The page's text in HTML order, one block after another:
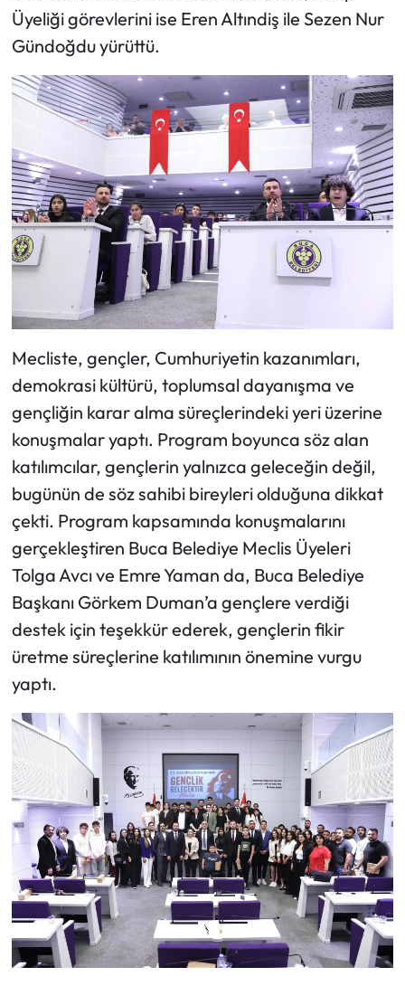
Üyeliği görevlerini ise Eren Altındiş ile Sezen Nur
Gündoğdu yürüttü.
Mecliste, gençler, Cumhuriyetin kazanımları,
demokrasi kültürü, toplumsal dayanışma ve
gençliğin karar alma süreçlerindeki yeri üzerine
konuşmalar yaptı. Program boyunca söz alan
katılımcılar, gençlerin yalnızca geleceğin değil,
bugünün de söz sahibi bireyleri olduğuna dikkat
çekti. Program kapsamında konuşmalarını
gerçekleştiren Buca Belediye Meclis Üyeleri
Tolga Avcı ve Emre Yaman da, Buca Belediye
Başkanı Görkem Duman’a gençlere verdiği
destek için teşekkür ederek, gençlerin fikir
üretme süreçlerine katılımının önemine vurgu
yaptı.